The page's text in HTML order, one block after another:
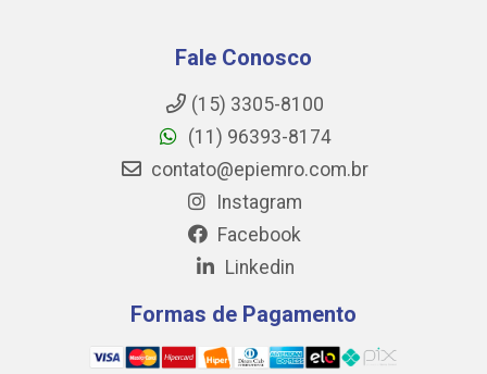
Fale Conosco
(15) 3305-8100
(11) 96393-8174
contato@epiemro.com.br
Instagram
Facebook
Linkedin
Formas de Pagamento